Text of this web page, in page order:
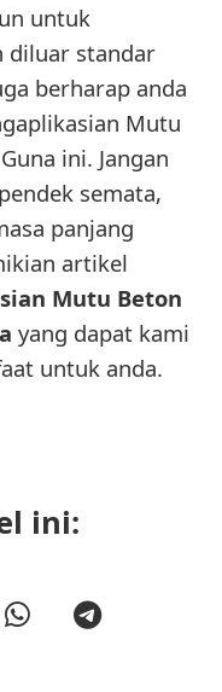
untuk
diluar standar
berharap anda
Mutu
ini. Jangan
semata,
panjang
artikel
Mutu Beton
yang dapat kami
untuk anda.
ini: